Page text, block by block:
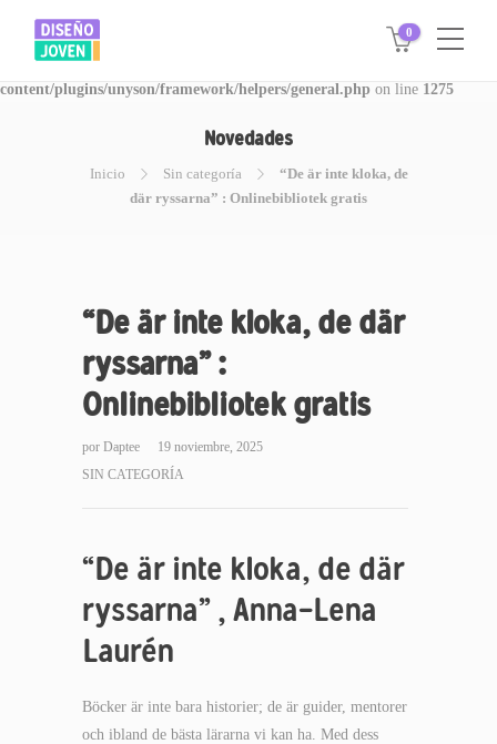
Warning: Invalid argument supplied for foreach() in
/www/disegnojoven.com.ar/htdocs/wp-
content/plugins/unyson/framework/helpers/general.php on line 1275
0
Novedades
Inicio Sin categoría
“De är inte kloka, de
där ryssarna” : Onlinebibliotek gratis
“De är inte kloka, de där
ryssarna” :
Onlinebibliotek gratis
por Daptee
19 noviembre, 2025
SIN CATEGORÍA
“De är inte kloka, de där
ryssarna” , Anna-Lena
Laurén
Böcker är inte bara historier; de är guider, mentorer
och ibland de bästa lärarna vi kan ha. Med dess